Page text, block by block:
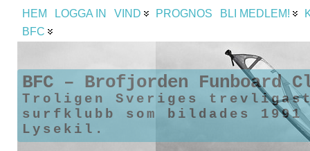
HEM LOGGA IN VIND PROGNOS BLI MEDLEM!
BFC
BFC – Brofjorden Funboard
Troligen Sveriges
surfklubb som bildades
Lysekil.